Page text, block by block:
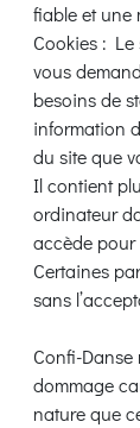
fiable et une
Cookies : Le
vous
besoins de
information
du site que
Il contient
ordinateur
accède pour
Certaines
sans
Confi-
dommage
nature que